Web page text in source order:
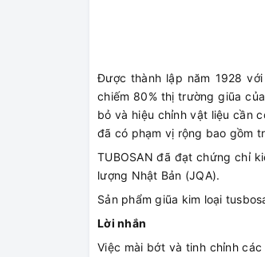
Được thành lập năm 1928
chiếm 80% thị trường giũa
bỏ và hiệu chỉnh vật liệu cần
đã có phạm vị rộng bao gồm
TUBOSAN đã đạt chứng chỉ
lượng Nhật Bản (JQA).
Sản phẩm giũa kim loại
Lời nhắn
Việc mài bớt và tinh chỉnh